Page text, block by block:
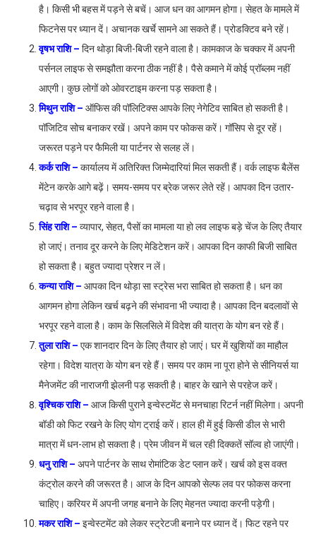
है। किसी भी बहस में पड़ने से बचें। आज धन का आगमन होगा। सेहत के मामले में
फिटनेस पर ध्यान दें। अचानक खर्चे सामने आ सकते हैं। प्रोडक्टिव बने रहें।
वृषभ राशि – दिन थोड़ा बिजी-बिजी रहने वाला है। कामकाज के चक्कर में अपनी
पर्सनल लाइफ से समझौता करना ठीक नहीं है। पैसे कमाने में कोई प्रॉब्लम नहीं
आएगी। कुछ लोगों को ओवरटाइम करना पड़ सकता है।
मिथुन राशि – ऑफिस की पॉलिटिक्स आपके लिए नेगेटिव साबित हो सकती है।
पॉजिटिव सोच बनाकर रखें। अपने काम पर फोकस करें। गॉसिप से दूर रहें।
जरूरत पड़ने पर फैमिली या पार्टनर से सलह लें।
कर्क राशि – कार्यालय में अतिरिक्त जिम्मेदारियां मिल सकती हैं। वर्क लाइफ बैलेंस
मेंटेन करके आगे बढ़ें। समय-समय पर ब्रेक जरूर लेते रहें। आपका दिन उतार-
चढ़ाव से भरपूर रहने वाला है।
सिंह राशि – व्यापार, सेहत, पैसों का मामला या हो लव लाइफ बड़े चेंज के लिए तैयार
हो जाएं। तनाव दूर करने के लिए मेडिटेशन करें। आपका दिन काफी बिजी साबित
हो सकता है। बहुत ज्यादा प्रेशर न लें।
कन्या राशि – आपका दिन थोड़ा सा स्ट्रेस भरा साबित हो सकता है। धन का
आगमन होगा लेकिन खर्च बढ़ने की संभावना भी ज्यादा है। आपका दिन बदलावों से
भरपूर रहने वाला है। काम के सिलसिले में विदेश की यात्रा के योग बन रहे हैं।
तुला राशि – एक शानदार दिन के लिए तैयार हो जाएं। घर में खुशियों का माहौल
रहेगा। विदेश यात्रा के योग बन रहे हैं। समय पर काम ना पूरा होने से सीनियर्स या
मैनेजमेंट की नाराजगी झेलनी पड़ सकती है। बाहर के खाने से परहेज करें।
वृश्चिक राशि – आज किसी पुराने इन्वेस्टमेंट से मनचाहा रिटर्न नहीं मिलेगा। अपनी
बॉडी को फिट रखने के लिए योग ट्राई करें। हाल ही में हुई किसी डील से भारी
मात्रा में धन-लाभ हो सकता है। प्रेम जीवन में चल रही दिक्कतें सॉल्व हो जाएंगी।
धनु राशि – अपने पार्टनर के साथ रोमांटिक डेट प्लान करें। खर्च को इस वक्त
कंट्रोल करने की जरूरत है। आज के दिन आपको सेल्फ लव पर फोकस करना
चाहिए। करियर में अपनी जगह बनाने के लिए मेहनत ज्यादा करनी पड़ेगी।
मकर राशि – इन्वेस्टमेंट को लेकर स्ट्रेटजी बनाने पर ध्यान दें। फिट रहने पर